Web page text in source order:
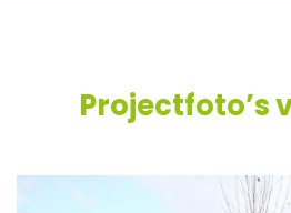
Projectfoto’s